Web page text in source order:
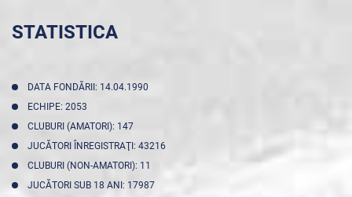
STATISTICA
DATA FONDĂRII: 14.04.1990
ECHIPE: 2053
CLUBURI (AMATORI): 147
JUCĂTORI ÎNREGISTRAŢI: 43216
CLUBURI (NON-AMATORI): 11
JUCĂTORI SUB 18 ANI: 17987